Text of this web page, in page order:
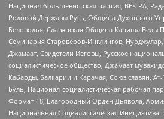
Национал-большевистская партия, ВЕК РА,
Родовой Державы Русь, Община Духовного
Беловодья, Славянская Община Капища Веды
Семинария Староверов-Инглингов,
Джамаат, Свидетели Иеговы, Русское
социалистическое общество, Джамаат
Кабарды, Балкарии и Карачая, Союз славян,
Буль, Национал-социалистическая рабочая
Формат-18, Благородный Орден Дьявола,
Национальная Социалистическая Инициатива